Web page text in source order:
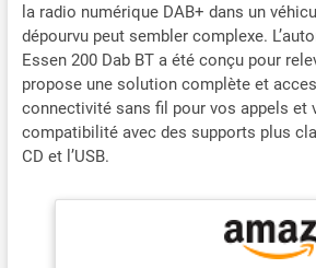
la radio numérique DAB+ dans un
dépourvu peut sembler complexe.
Essen 200 Dab BT a été conçu pour
propose une solution complète et
connectivité sans fil pour vos appels et
compatibilité avec des supports plus
CD et l’USB.